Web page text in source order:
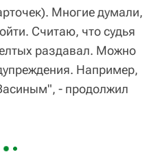
Многие думали,
Считаю, что судья
раздавал. Можно
Например,
- продолжил